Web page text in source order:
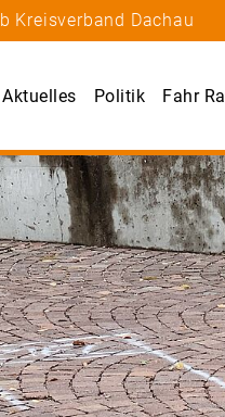
Kreisverband Dachau
Aktuelles Politik Fahr